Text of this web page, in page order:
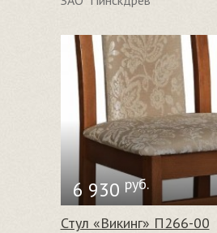
6 930 руб.
Стул «Викинг» П266-00